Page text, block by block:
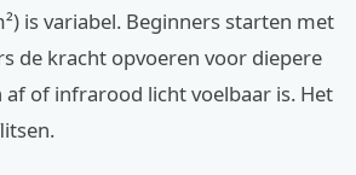
is variabel. Beginners starten met
de kracht opvoeren voor diepere
of infrarood licht voelbaar is. Het